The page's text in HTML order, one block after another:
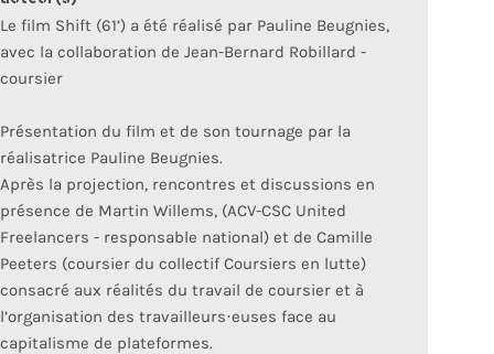
Le film Shift (61’) a été réalisé par Pauline Beugnies,
avec la collaboration de Jean-Bernard Robillard -
coursier
Présentation du film et de son tournage par la
réalisatrice Pauline Beugnies.
Après la projection, rencontres et discussions en
présence de Martin Willems, (ACV-CSC United
Freelancers - responsable national) et de Camille
Peeters (coursier du collectif Coursiers en lutte)
consacré aux réalités du travail de coursier et à
l’organisation des travailleurs·euses face au
capitalisme de plateformes.